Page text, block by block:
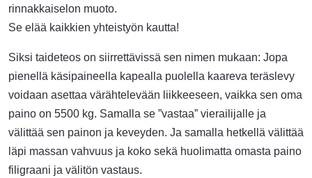
rinnakkaiselon muoto.
Se elää kaikkien yhteistyön kautta!
Siksi taideteos on siirrettävissä sen nimen mukaan: Jopa
pienellä käsipaineella kapealla puolella kaareva teräslevy
voidaan asettaa värähtelevään liikkeeseen, vaikka sen oma
paino on 5500 kg. Samalla se ”vastaa” vierailijalle ja
välittää sen painon ja keveyden. Ja samalla hetkellä välittää
läpi massan vahvuus ja koko sekä huolimatta omasta paino
filigraani ja välitön vastaus.